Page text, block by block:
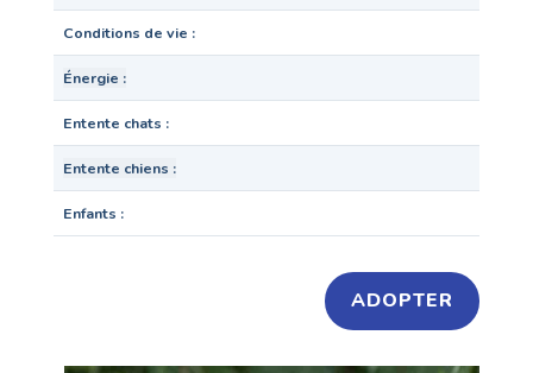
Conditions de vie
Énergie
Entente chats
Entente chiens
Enfants
ADOPTER